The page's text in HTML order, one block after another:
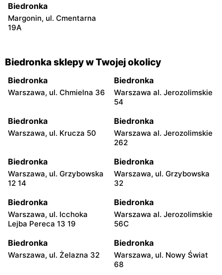
Biedronka
Margonin, ul. Cmentarna
19A
Biedronka sklepy w Twojej okolicy
Biedronka
Warszawa, ul. Chmielna 36
Biedronka
Warszawa al. Jerozolimskie
54
Biedronka
Warszawa, ul. Krucza 50
Biedronka
Warszawa al. Jerozolimskie
262
Biedronka
Warszawa, ul. Grzybowska
12 14
Biedronka
Warszawa, ul. Grzybowska
32
Biedronka
Warszawa, ul. Icchoka
Lejba Pereca 13 19
Biedronka
Warszawa al. Jerozolimskie
56C
Biedronka
Warszawa, ul. Żelazna 32
Biedronka
Warszawa, ul. Nowy Świat
68